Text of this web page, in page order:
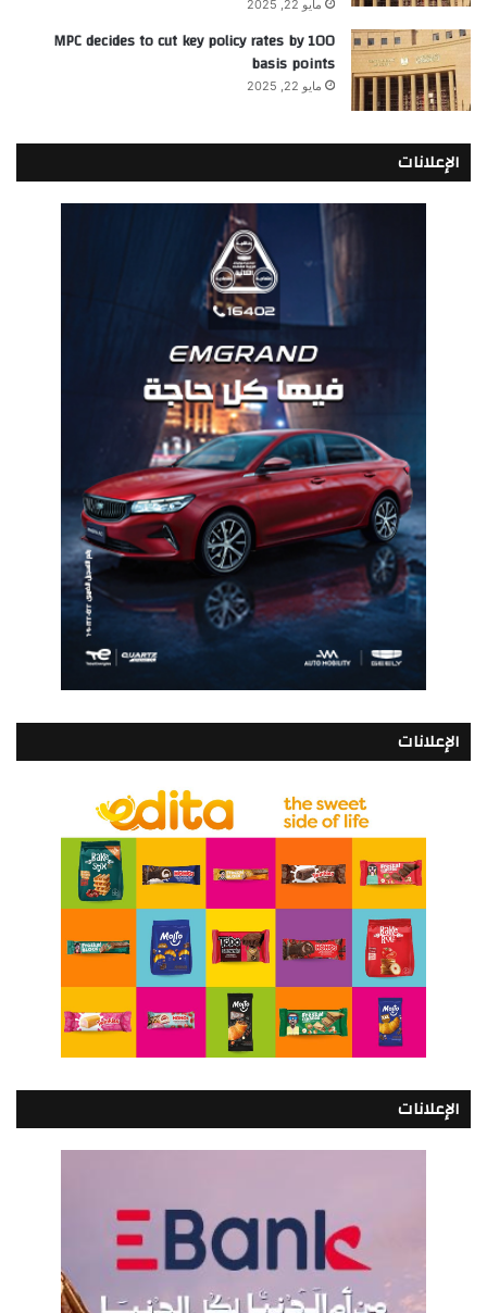
مايو 22, 2025
MPC decides to cut key policy rates by 100
basis points
مايو 22, 2025
الإعلانات
الإعلانات
الإعلانات